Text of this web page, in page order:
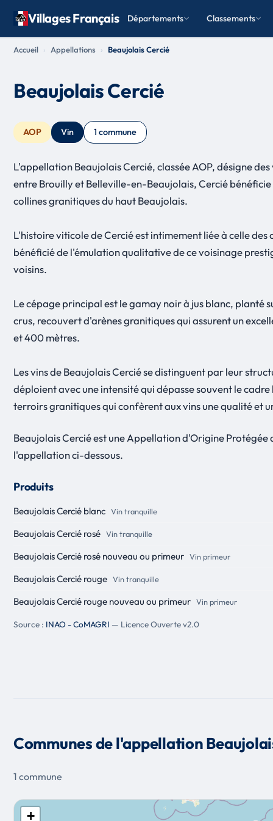
Villages Français Départements Classements
Accueil Appellations Beaujolais Cercié
Beaujolais Cercié
AOP Vin 1 commune
L'appellation Beaujolais Cercié, classée AOP, désigne
entre Brouilly et Belleville-en-Beaujolais, Cercié
collines granitiques du haut Beaujolais.
L'histoire viticole de Cercié est intimement liée à celle
bénéficié de l'émulation qualitative de ce voisinage
voisins.
Le cépage principal est le gamay noir à jus blanc, planté
crus, recouvert d'arènes granitiques qui assurent un
et 400 mètres.
Les vins de Beaujolais Cercié se distinguent par leur
déploient avec une intensité qui dépasse souvent le
terroirs granitiques qui confèrent aux vins une qualité et
Beaujolais Cercié est une Appellation d'Origine Protégée
l'appellation ci-dessous.
Produits
Beaujolais Cercié blanc Vin tranquille
Beaujolais Cercié rosé Vin tranquille
Beaujolais Cercié rosé nouveau ou primeur Vin primeur
Beaujolais Cercié rouge Vin tranquille
Beaujolais Cercié rouge nouveau ou primeur Vin primeur
Source : INAO - CoMAGRI — Licence Ouverte v2.0
Communes de l'appellation
1 commune
+